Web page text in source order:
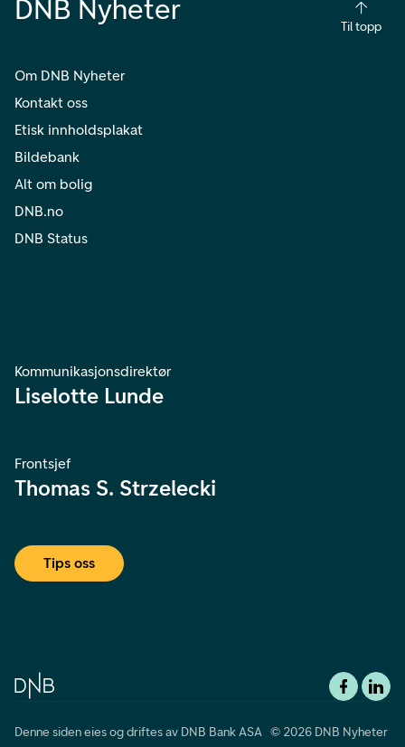
DNB Nyheter
Til topp
Om DNB Nyheter
Kontakt oss
Etisk innholdsplakat
Bildebank
Alt om bolig
DNB.no
DNB Status
Kommunikasjonsdirektør
Liselotte Lunde
Frontsjef
Thomas S. Strzelecki
Tips oss
Denne siden eies og driftes av DNB Bank ASA © 2026 DNB Nyheter